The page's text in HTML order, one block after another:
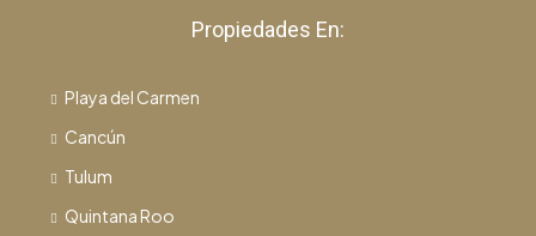
Propiedades En:
Playa del Carmen
Cancún
Tulum
Quintana Roo